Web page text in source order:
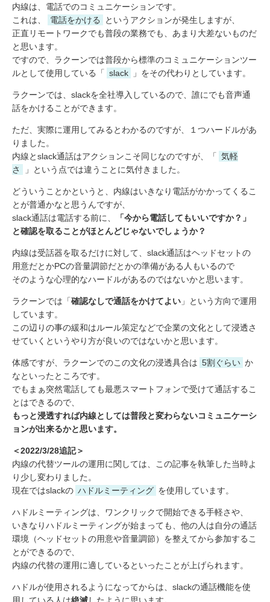
内線は、電話でのコミュニケーションです。
これは、
電話をかける
というアクションが発生しますが、
正直リモートワークでも普段の業務でも、あまり大差ないものだ
と思います。
ですので、ラクーンでは普段から標準のコミュニケーションツー
ルとして使用している「 slack 」をその代わりとしています。
ラクーンでは、slackを全社導入しているので、誰にでも音声通
話をかけることができます。
ただ、実際に運用してみるとわかるのですが、１つハードルがあ
りました。
内線とslack通話はアクションこそ同じなのですが、「 気軽
さ
」という点では違うことに気付きました。
どういうことかというと、内線はいきなり電話がかかってくるこ
とが普通かなと思うんですが、
slack通話は電話する前に、
「今から電話してもいいですか？」
と確認を取ることがほとんどじゃないでしょうか？
内線は受話器を取るだけに対して、slack通話はヘッドセットの
用意だとかPCの音量調節だとかの準備がある人もいるので
そのような心理的なハードルがあるのではないかと思います。
ラクーンでは「確認なしで通話をかけてよい 」という方向で運用
しています。
この辺りの事の緩和はルール策定などで企業の文化として浸透さ
せていくというやり方が良いのではないかと思います。
体感ですが、ラクーンでのこの文化の浸透具合は 5割ぐらい か
なといったところです。
でもまぁ突然電話しても最悪スマートフォンで受けて通話するこ
とはできるので、
もっと浸透すれば内線としては普段と変わらないコミュニケーシ
ョンが出来るかと思います。
＜2022/3/28追記＞
内線の代替ツールの運用に関しては、この記事を執筆した当時よ
り少し変わりました。
現在ではslackの ハドルミーティング を使用しています。
ハドルミーティングは、ワンクリックで開始できる手軽さや、
いきなりハドルミーティングが始まっても、他の人は自分の通話
環境（ヘッドセットの用意や音量調節）を整えてから参加するこ
とができるので、
内線の代替の運用に適しているといったことが上げられます。
ハドルが使用されるようになってからは、slackの通話機能を使
用している人は絶滅したように思います。